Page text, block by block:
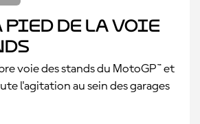
de la voie
voie des stands du MotoGP™ et
l'agitation au sein des garages